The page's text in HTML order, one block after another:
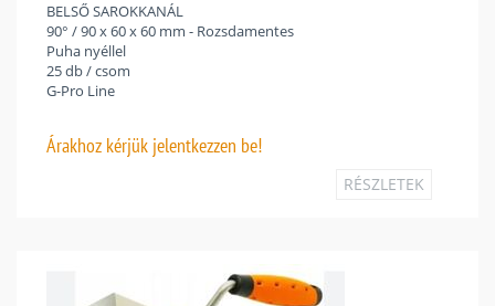
BELSŐ SAROKKANÁL
90° / 90 x 60 x 60 mm - Rozsdamentes
Puha nyéllel
25 db / csom
G-Pro Line
Árakhoz kérjük jelentkezzen be!
RÉSZLETEK